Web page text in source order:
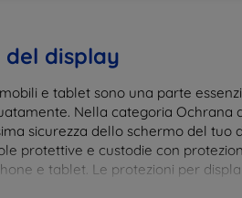
del display
e tablet sono una parte
Nella categoria Ochrana
sicurezza dello schermo del tuo
protettive e custodie con
e tablet. Le protezioni per